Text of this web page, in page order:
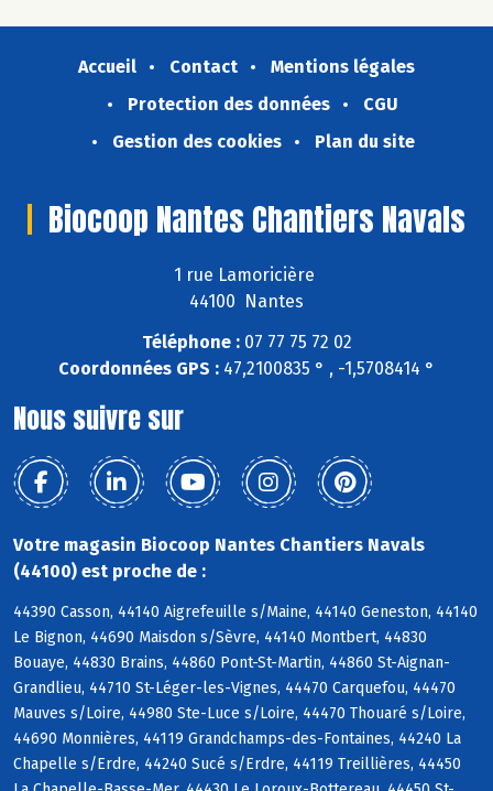
Accueil Contact
Mentions légales
Protection des données
CGU
Gestion des cookies
Plan du site
Biocoop Nantes Chantiers Navals
1 rue Lamoricière
44100 Nantes
Téléphone :07 77 75 72 02
Coordonnées GPS : 47,2100835 ° , -1,5708414 °
Nous suivre sur
Votre magasin Biocoop Nantes Chantiers Navals
(44100) est proche de :
44390 Casson, 44140 Aigrefeuille s/Maine, 44140 Geneston, 44140
Le Bignon, 44690 Maisdon s/Sèvre, 44140 Montbert, 44830
Bouaye, 44830 Brains, 44860 Pont-St-Martin, 44860 St-Aignan-
Grandlieu, 44710 St-Léger-les-Vignes, 44470 Carquefou, 44470
Mauves s/Loire, 44980 Ste-Luce s/Loire, 44470 Thouaré s/Loire,
44690 Monnières, 44119 Grandchamps-des-Fontaines, 44240 La
Chapelle s/Erdre, 44240 Sucé s/Erdre, 44119 Treillières, 44450